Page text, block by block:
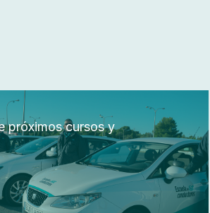
próximos cursos y